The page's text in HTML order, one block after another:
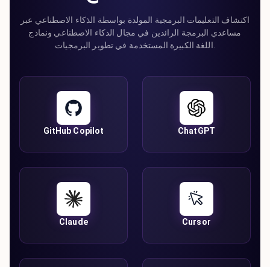
اكتشاف التعليمات البرمجية المولدة بواسطة الذكاء الاصطناعي عبر
مساعدي البرمجة الرائدين في مجال الذكاء الاصطناعي ونماذج
GitHub Copilot ChatGPT
Claude Cursor